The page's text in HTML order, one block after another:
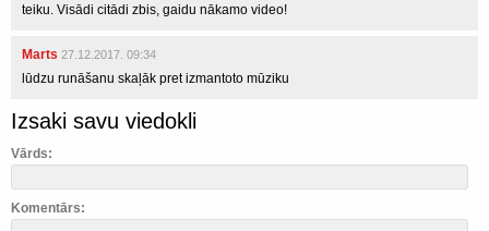
teiku. Visādi citādi zbis, gaidu nākamo video!
Marts 27.12.2017. 09:34
lūdzu runāšanu skaļāk pret izmantoto mūziku
Izsaki savu viedokli
Vārds:
Komentārs: